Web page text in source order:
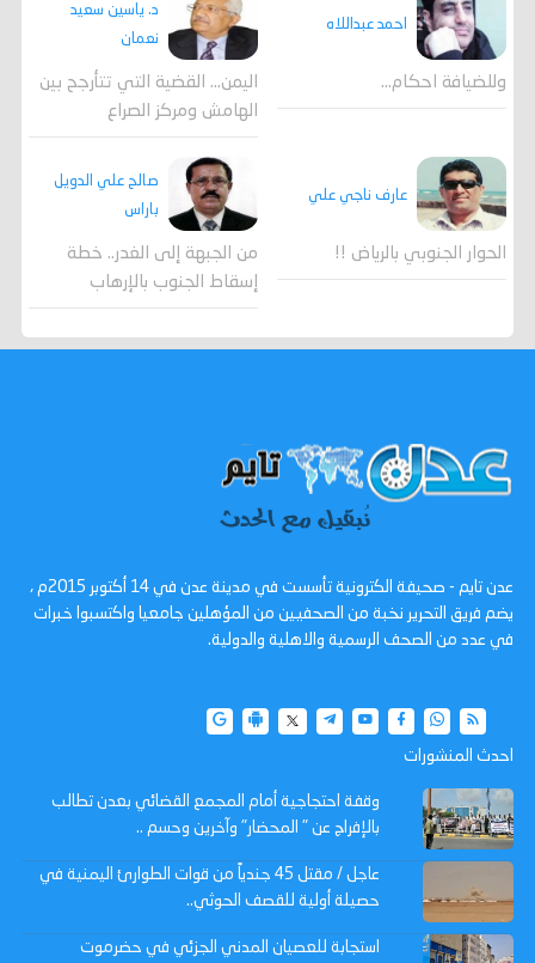
احمد عبداللاه
وللضيافة احكام…
د. ياسين سعيد
نعمان
اليمن… القضية التي تتأرجح بين
الهامش ومركز الصراع
عارف ناجي علي
الحوار الجنوبي بالرياض !!
صالح علي الدويل
باراس
من الجبهة إلى الغدر.. خطة
إسقاط الجنوب بالإرهاب
عدن تايم - صحيفة الكترونية تأسست في مدينة عدن في 14 أكتوبر 2015م ،
يضم فريق التحرير نخبة من الصحفيين من المؤهلين جامعيا واكتسبوا خبرات
في عدد من الصحف الرسمية والاهلية والدولية.
احدث المنشورات
وقفة احتجاجية أمام المجمع القضائي بعدن تطالب
بالإفراج عن " المحضار" وآخرين وحسم ..
عاجل / مقتل 45 جندياً من قوات الطوارئ اليمنية في
حصيلة أولية للقصف الحوثي..
استجابة للعصيان المدني الجزئي في حضرموت